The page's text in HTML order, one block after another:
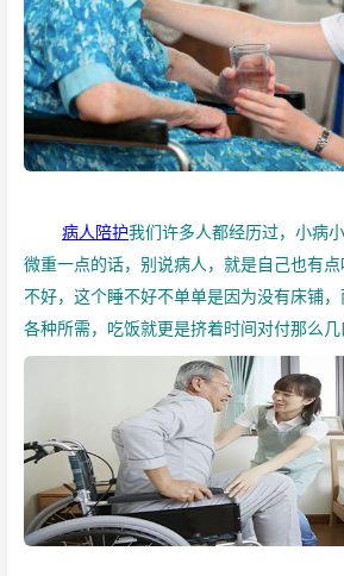
病人陪护我们许多人都经历过，小病
微重一点的话，别说病人，就是自己也有
不好，这个睡不好不单单是因为没有床铺
各种所需，吃饭就更是挤着时间对付那么几